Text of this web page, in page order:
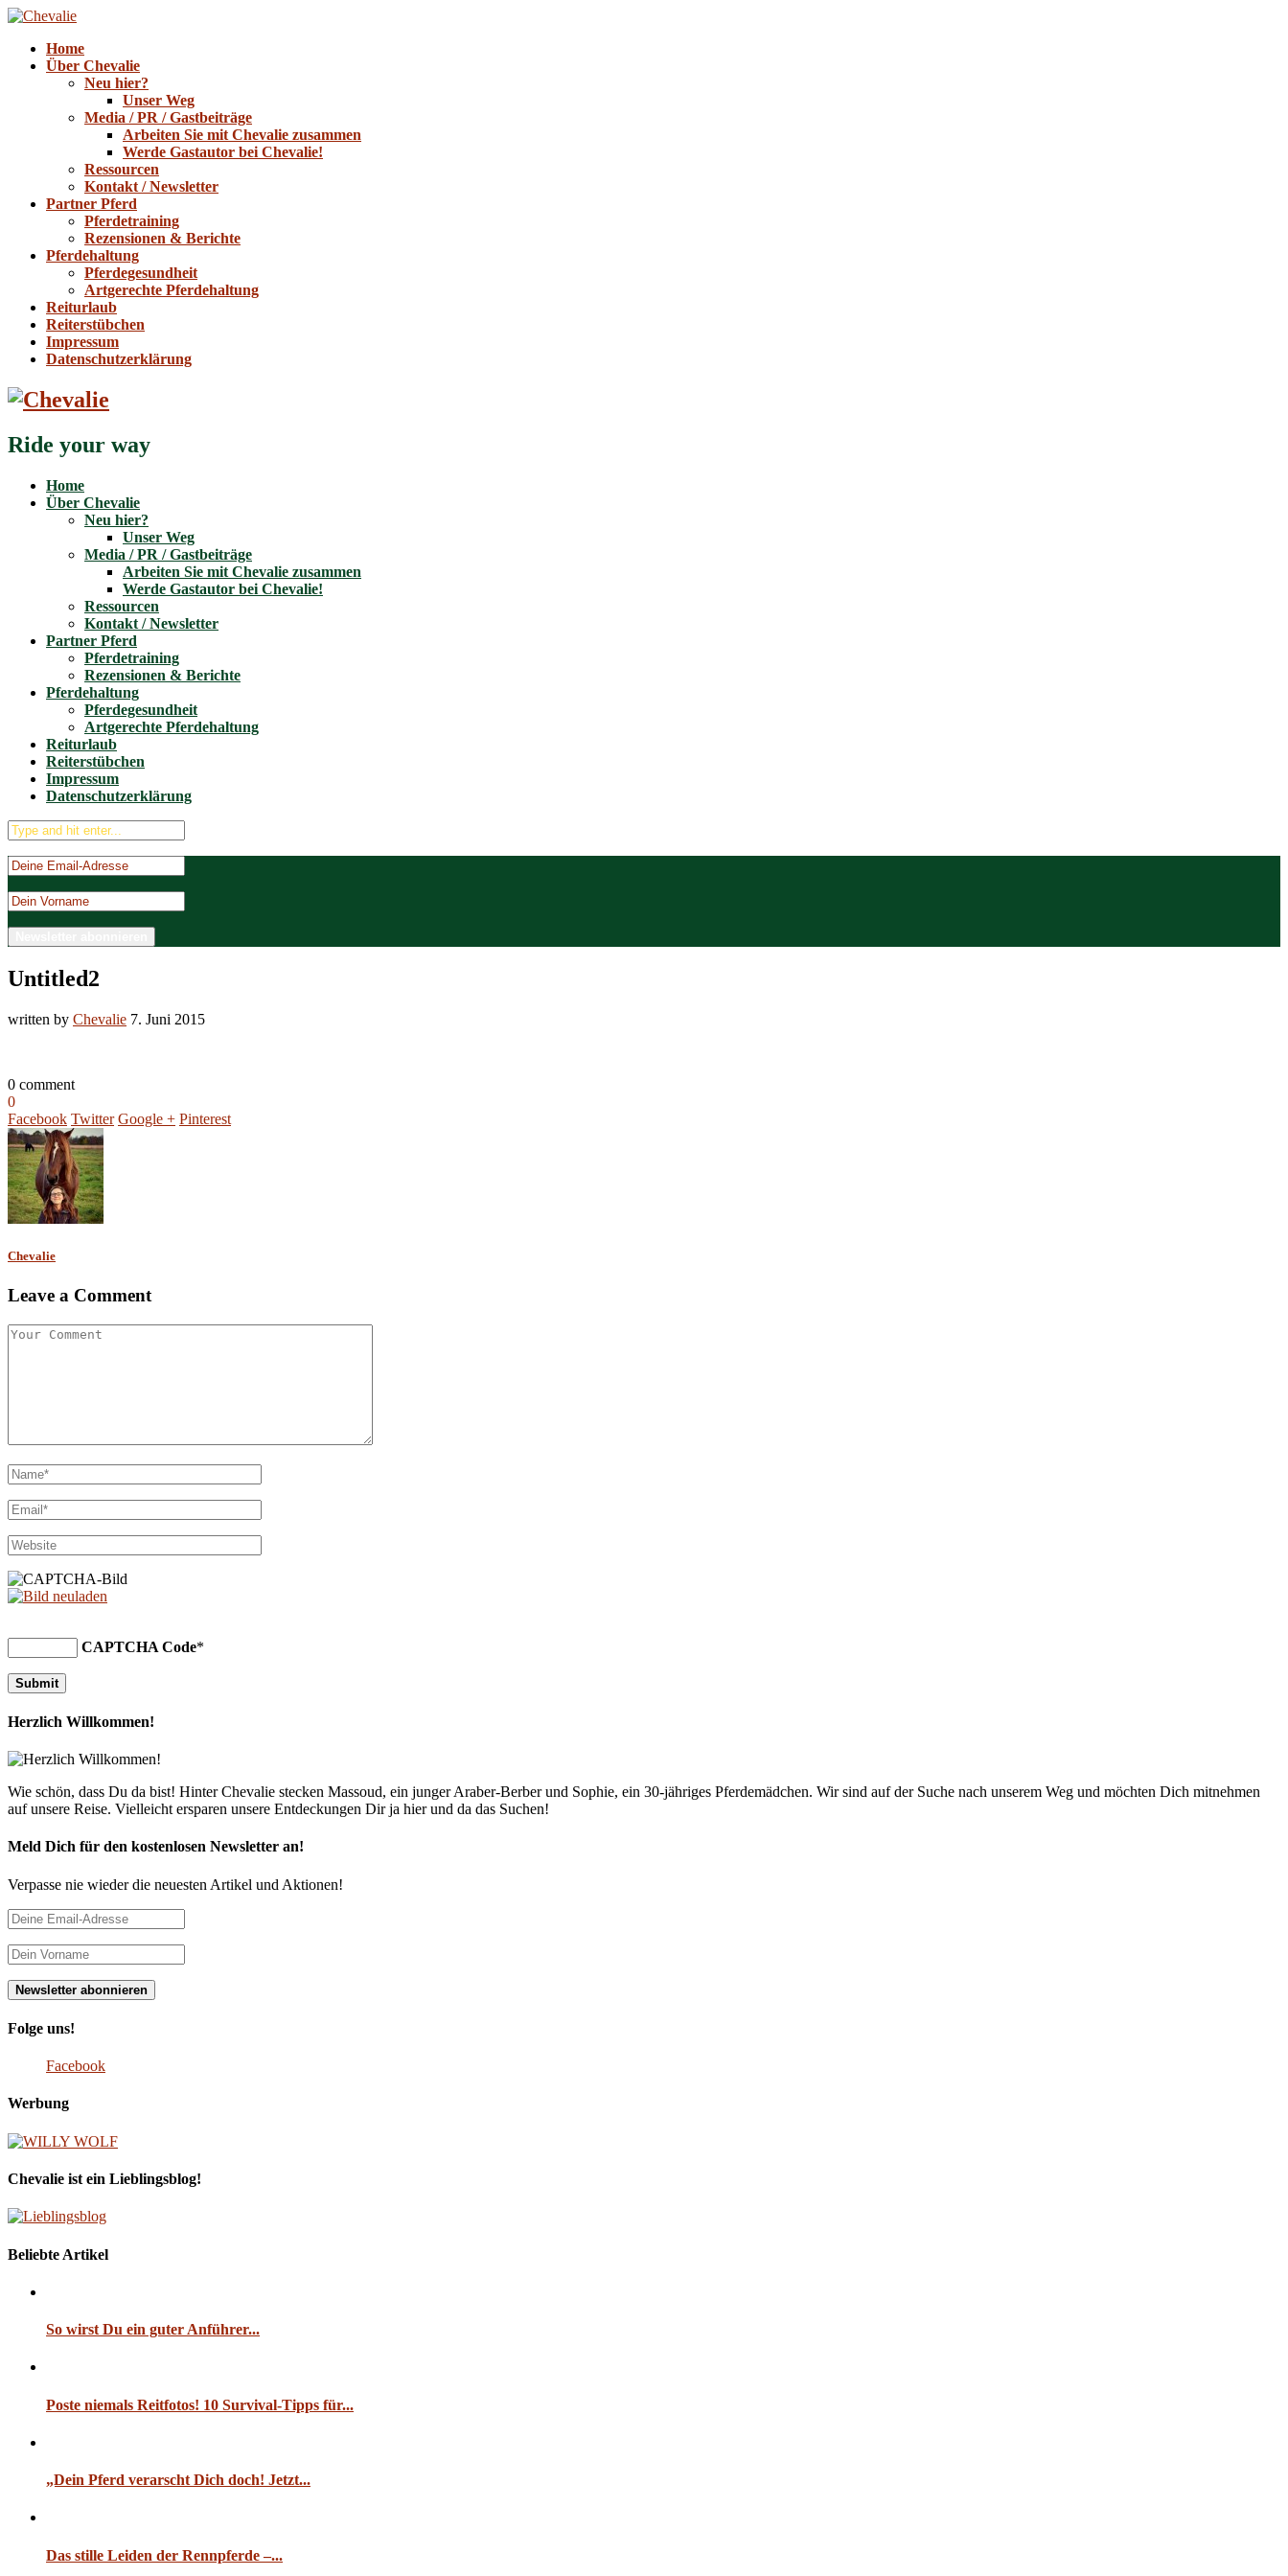
Home
Über Chevalie
Neu hier?
Unser Weg
Media / PR / Gastbeiträge
Arbeiten Sie mit Chevalie zusammen
Werde Gastautor bei Chevalie!
Ressourcen
Kontakt / Newsletter
Partner Pferd
Pferdetraining
Rezensionen & Berichte
Pferdehaltung
Pferdegesundheit
Artgerechte Pferdehaltung
Reiturlaub
Reiterstübchen
Impressum
Datenschutzerklärung
Ride your way
Home
Über Chevalie
Neu hier?
Unser Weg
Media / PR / Gastbeiträge
Arbeiten Sie mit Chevalie zusammen
Werde Gastautor bei Chevalie!
Ressourcen
Kontakt / Newsletter
Partner Pferd
Pferdetraining
Rezensionen & Berichte
Pferdehaltung
Pferdegesundheit
Artgerechte Pferdehaltung
Reiturlaub
Reiterstübchen
Impressum
Datenschutzerklärung
Untitled2
written by Chevalie 7. Juni 2015
0 comment
0
Facebook Twitter Google + Pinterest
Chevalie
Leave a Comment
CAPTCHA Code*
Herzlich Willkommen!
Wie schön, dass Du da bist! Hinter Chevalie stecken Massoud, ein junger Araber-Berber und Sophie, ein 30-jähriges Pferdemädchen. Wir sind auf der Suche nach unserem Weg und möchten Dich mitnehmen
auf unsere Reise. Vielleicht ersparen unsere Entdeckungen Dir ja hier und da das Suchen!
Meld Dich für den kostenlosen Newsletter an!
Verpasse nie wieder die neuesten Artikel und Aktionen!
Folge uns!
Facebook
Werbung
Chevalie ist ein Lieblingsblog!
Beliebte Artikel
So wirst Du ein guter Anführer...
Poste niemals Reitfotos! 10 Survival-Tipps für...
„Dein Pferd verarscht Dich doch! Jetzt...
Das stille Leiden der Rennpferde –...